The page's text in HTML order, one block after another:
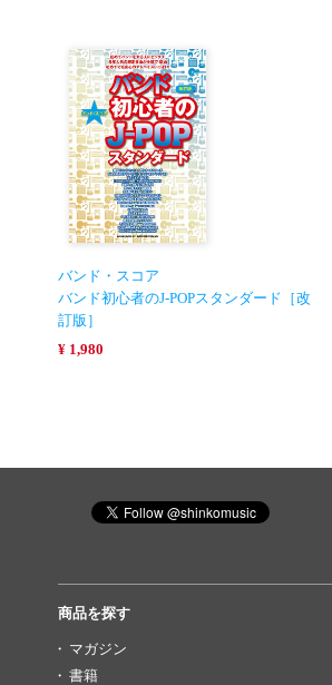
バンド・スコア
バンド初心者のJ-POPスタンダード［改
訂版］
¥ 1,980
商品を探す
マガジン
書籍